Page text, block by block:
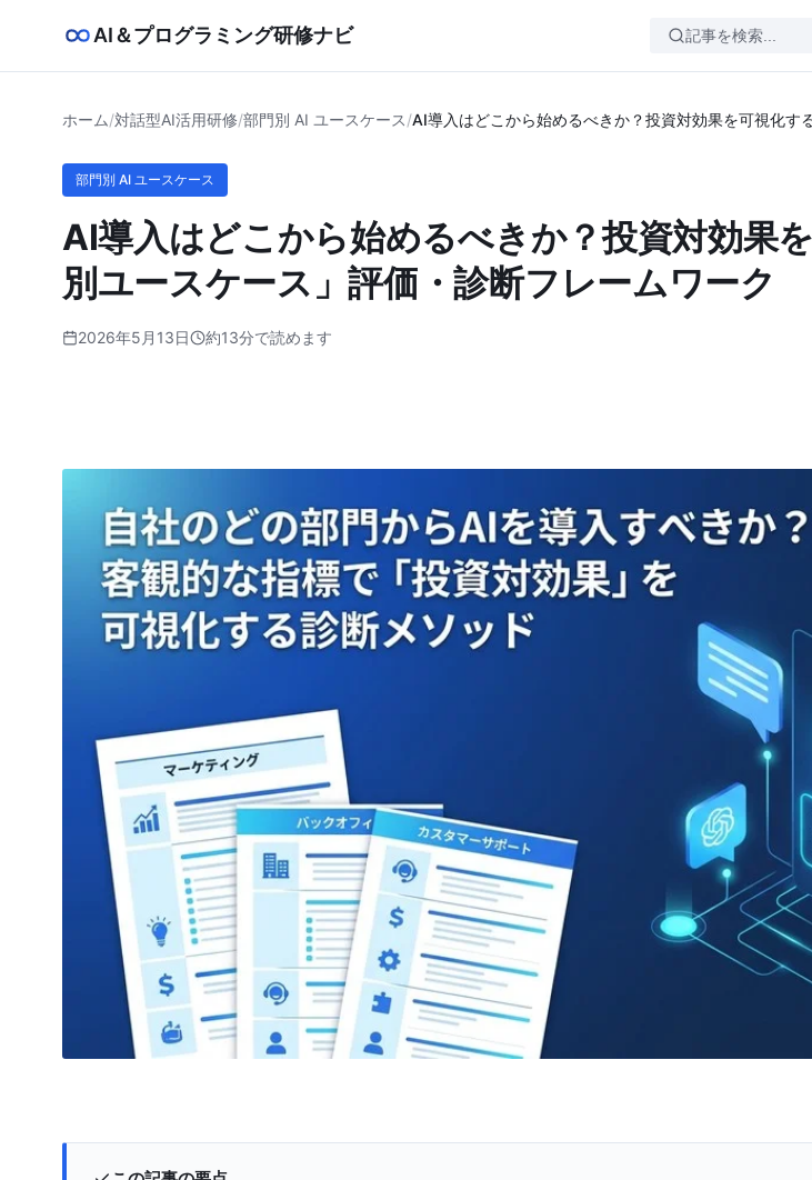
AI＆プログラミング研修ナビ
ホーム/対話型AI活用研修/部門別 AI ユースケース/AI導入はどこから始めるべきか？投資対効果を可視化す
部門別 AI ユースケース
AI導入はどこから始めるべきか？投資対効果
別ユースケース」評価・診断フレームワーク
2026年5月13日 約13分で読めます